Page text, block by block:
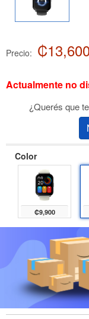
Precio:
Actualmente no
¿Querés que
Color
₡9,900